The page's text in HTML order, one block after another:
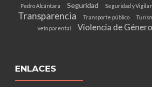
Pedro Alcántara
Seguridad Seguridad y
Transparencia Transporte público
veto parental Violencia de Género
ENLACES